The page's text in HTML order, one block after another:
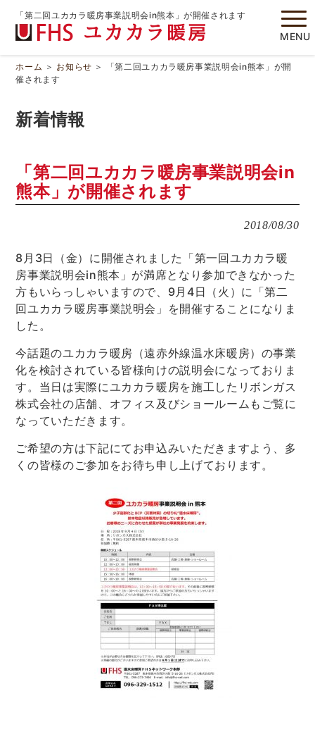
「第二回ユカカラ暖房事業説明会in熊本」が開催されます
MENU
ホーム ＞ お知らせ ＞
「第二回ユカカラ暖房事業説明会in熊本」が開
催されます
新着情報
「第二回ユカカラ暖房事業説明会in
熊本」が開催されます
2018/08/30
8月3日（金）に開催されました「第一回ユカカラ暖
房事業説明会in熊本」が満席となり参加できなかった
方もいらっしゃいますので、9月4日（火）に「第二
回ユカカラ暖房事業説明会」を開催することになりま
した。
今話題のユカカラ暖房（遠赤外線温水床暖房）の事業
化を検討されている皆様向けの説明会になっておりま
す。当日は実際にユカカラ暖房を施工したリボンガス
株式会社の店舗、オフィス及びショールームもご覧に
なっていただきます。
ご希望の方は下記にてお申込みいただきますよう、多
くの皆様のご参加をお待ち申し上げております。